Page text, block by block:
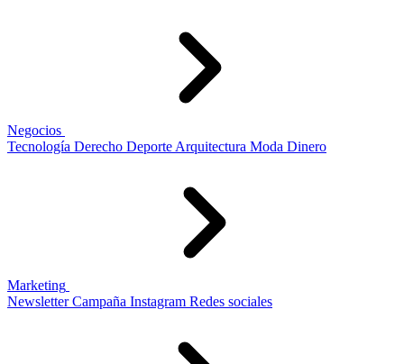
Negocios
Tecnología Derecho Deporte Arquitectura Moda Dinero
Marketing
Newsletter Campaña Instagram Redes sociales